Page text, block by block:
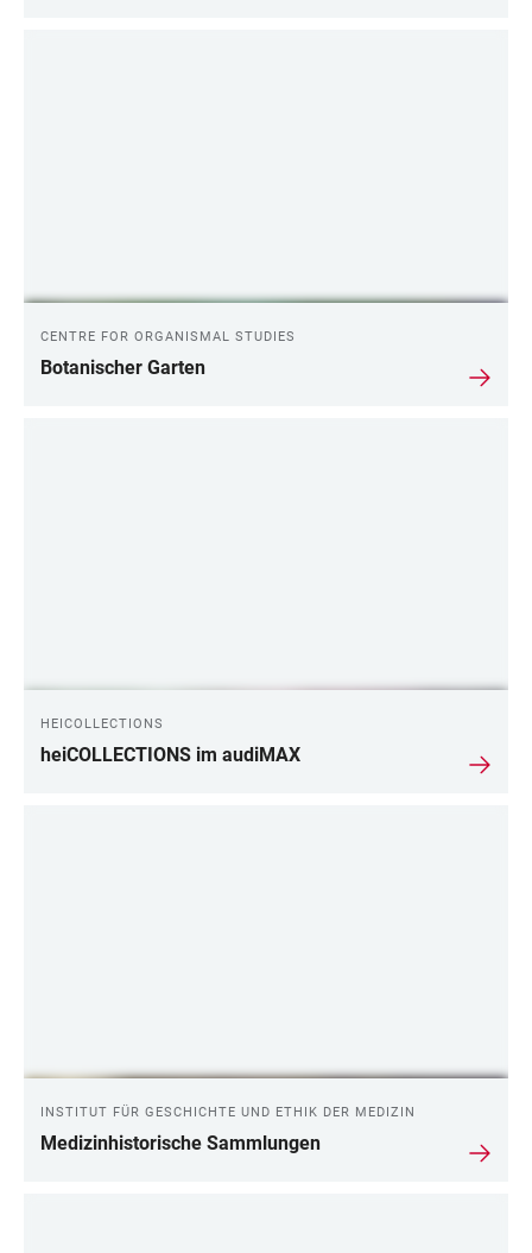
CENTRE FOR ORGANISMAL STUDIES
Botanischer Garten
HEICOLLECTIONS
heiCOLLECTIONS im audiMAX
INSTITUT FÜR GESCHICHTE UND ETHIK DER MEDIZIN
Medizinhistorische Sammlungen